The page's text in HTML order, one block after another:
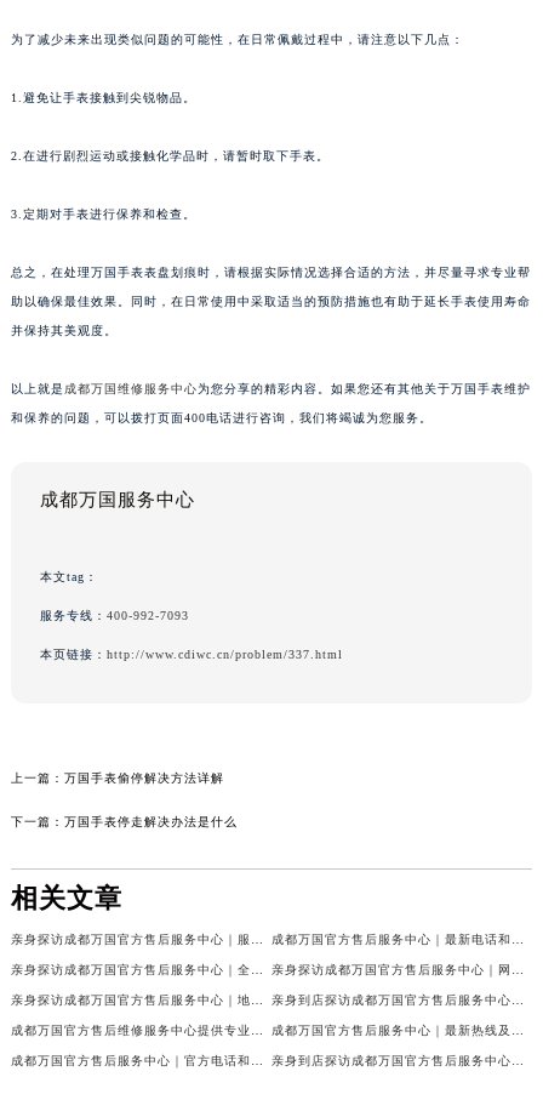
为了减少未来出现类似问题的可能性，在日常佩戴过程中，请注意以下几点：
1.避免让手表接触到尖锐物品。
2.在进行剧烈运动或接触化学品时，请暂时取下手表。
3.定期对手表进行保养和检查。
总之，在处理万国手表表盘划痕时，请根据实际情况选择合适的方法，并尽量寻求专业帮
助以确保最佳效果。同时，在日常使用中采取适当的预防措施也有助于延长手表使用寿命
并保持其美观度。
以上就是 成都万国维修服务中心为您分享的精彩内容。如果您还有其他关于万国手表维护
和保养的问题，可以拨打页面400电话进行咨询，我们将竭诚为您服务。
成都万国服务中心
本文tag：
服务专线： 400-992-7093
本页链接： http://www.cdiwc.cn/problem/337.html
上一篇： 万国手表偷停解决方法详解
下一篇： 万国手表停走解决办法是什么
相关文章